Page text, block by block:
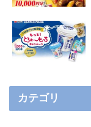
カテゴリ